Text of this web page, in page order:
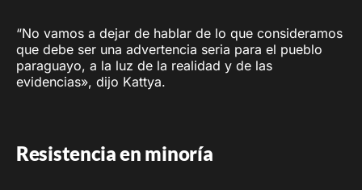
“No vamos a dejar de hablar de lo que consideramos
que debe ser una advertencia seria para el pueblo
paraguayo, a la luz de la realidad y de las
evidencias», dijo Kattya.
Resistencia en minoría